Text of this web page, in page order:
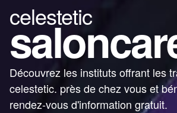
celestetic
Découvrez les instituts offrant les
celestetic. près de chez vous et
rendez-vous d'information gratuit.